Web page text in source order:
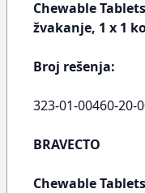
Chewable
žvakanje, 1 x 1
Broj rešenja:
323-01-00460-20-
BRAVECTO
Chewable